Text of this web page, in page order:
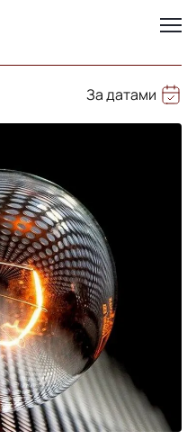
За датами